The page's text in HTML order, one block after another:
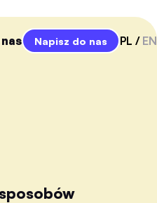
nas Napisz do nas PL EN